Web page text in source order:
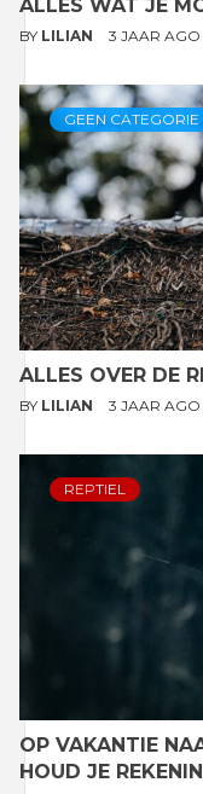
ALLES WAT JE
BY LILIAN 3 JAAR AGO
GEEN CATEGORIE
ALLES OVER DE
BY LILIAN 3 JAAR AGO
REPTIEL
OP VAKANTIE
HOUD JE